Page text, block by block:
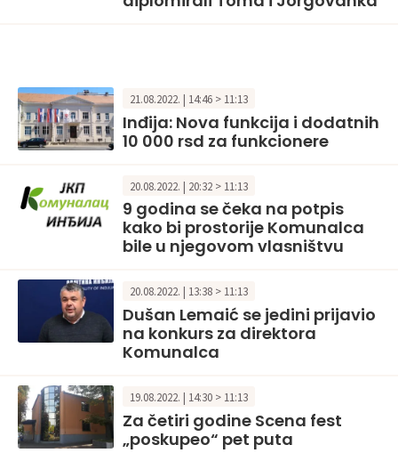
21.08.2022. | 14:46 > 11:13
Inđija: Nova funkcija i dodatnih
10 000 rsd za funkcionere
20.08.2022. | 20:32 > 11:13
9 godina se čeka na potpis
kako bi prostorije Komunalca
bile u njegovom vlasništvu
20.08.2022. | 13:38 > 11:13
Dušan Lemaić se jedini prijavio
na konkurs za direktora
Komunalca
19.08.2022. | 14:30 > 11:13
Za četiri godine Scena fest
„poskupeo“ pet puta